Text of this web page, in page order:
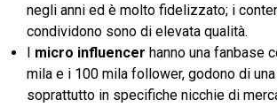
negli anni ed è molto fidelizzato; i
condividono sono di elevata qualità.
micro influencer hanno una fanbase
mila e i 100 mila follower, godono di
soprattutto in specifiche nicchie di